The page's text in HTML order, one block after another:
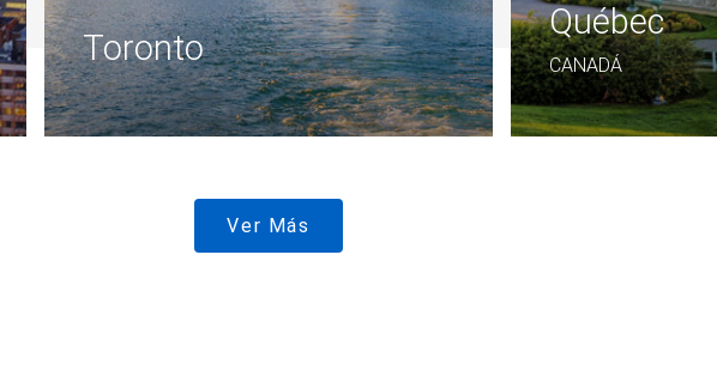
Toronto
Québec
CANADÁ
Ver Más